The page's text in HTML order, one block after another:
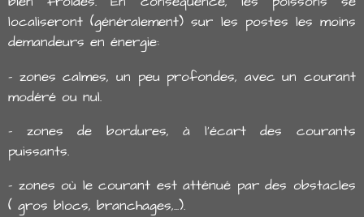
localiseront (généralement) sur les postes les moins
demandeurs en énergie:
- zones calmes, un peu profondes, avec un courant
modéré ou nul.
- zones de bordures, à l'écart des courants
puissants.
- zones où le courant est atténué par des obstacles
( gros blocs, branchages,...).